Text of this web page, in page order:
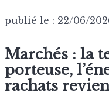
publié le : 22/06/
Marchés : la
porteuse,
rachats